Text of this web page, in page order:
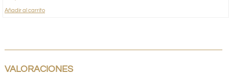
Añadir al carrito
VALORACIONES